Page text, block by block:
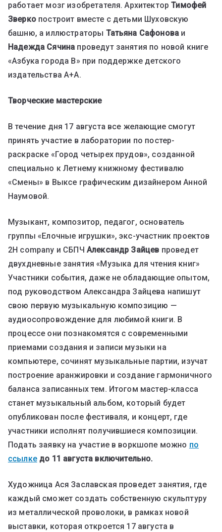
работает мозг изобретателя. АрхитекторТимофей
Зверкопостроит вместе с детьми Шуховскую
башню, а иллюстраторы Татьяна Сафонова и
Надежда Сячина проведут занятия по новой книге
«Азбука города В» при поддержке детского
издательства А+А.
Творческие мастерские
В течение дня 17 августа все желающие смогут
принять участие в лаборатории по постер-
раскраске «Город четырех прудов», созданной
специально к Летнему книжному фестивалю
«Смены» в Выксе графическим дизайнером Анной
Наумовой.
Музыкант, композитор, педагог, основатель
группы «Елочные игрушки», экс-участник проектов
2H company и СБПЧ Александр Зайцев проведет
двухдневные занятия «Музыка для чтения книг»
Участники события, даже не обладающие опытом,
под руководством Александра Зайцева напишут
свою первую музыкальную композицию —
аудиосопровождение для любимой книги. В
процессе они познакомятся с современными
приемами создания и записи музыки на
компьютере, сочинят музыкальные партии, изучат
построение аранжировки и создание гармоничного
баланса записанных тем. Итогом мастер-класса
станет музыкальный альбом, который будет
опубликован после фестиваля, и концерт, где
участники исполнят получившиеся композиции.
Подать заявку на участие в воркшопе можно по
ссылке до 11 августа включительно.
Художница Ася Заславская проведет занятия, где
каждый сможет создать собственную скульптуру
из металлической проволоки, в рамках новой
выставки, которая откроется 17 августа в